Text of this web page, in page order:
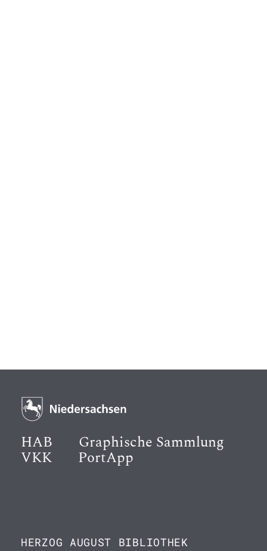
HAB Graphische Sammlung
VKK PortApp
HERZOG AUGUST BIBLIOTHEK